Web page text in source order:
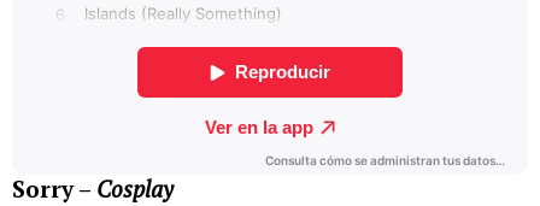
Sorry – Cosplay